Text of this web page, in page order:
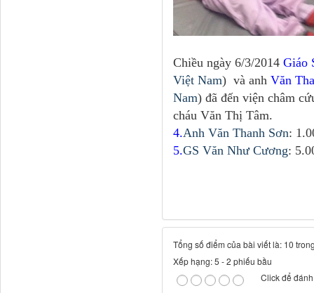
Chiều ngày 6/3/2014 Giáo
Việt Nam) và anh Văn
Nam) đã đến viện châm
cháu Văn Thị Tâm.
4.Anh Văn Thanh Sơn:
5.GS Văn Như Cương:
Tổng số điểm của bài viết là: 10
Xếp hạng:5 -2 phiếu bầu
Click để